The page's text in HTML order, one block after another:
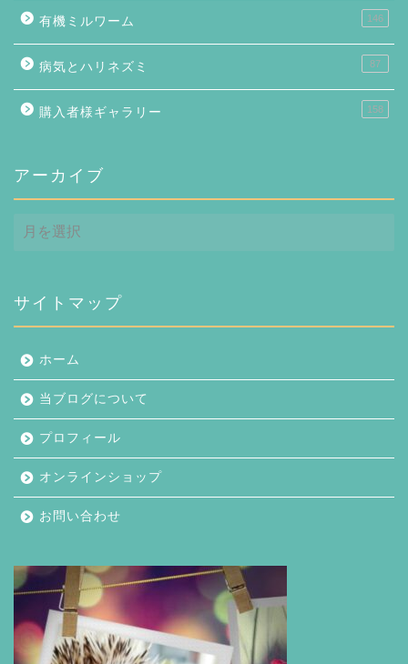
有機ミルワーム 146
病気とハリネズミ 87
購入者様ギャラリー 158
アーカイブ
ー
ブ
サイトマップ
ホーム
当ブログについて
プロフィール
オンラインショップ
お問い合わせ